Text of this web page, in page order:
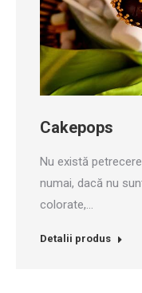
Cakepops
Nu există
numai, dacă nu
colorate,…
Detalii produs